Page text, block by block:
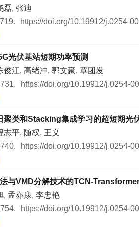
磊, 张迪
https://doi.org/10.19912/j.0254-
光伏基站短期功率预测
俊江, 高绪冲, 郭文豪, 覃团发
https://doi.org/10.19912/j.0254-
聚类和Stacking集成学习的超短期光
志平, 随权, 王义
https://doi.org/10.19912/j.0254-
与VMD分解技术的TCN-
, 孟亦康, 李忠艳
https://doi.org/10.19912/j.0254-